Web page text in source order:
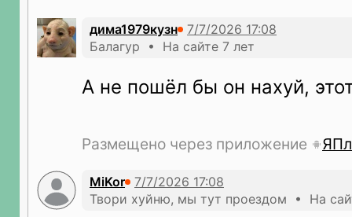
дима1979кузн
Балагур • На сайте 7 лет
А не пошёл бы он нахуй,
Размещено через приложение
MiKor
Твори хуйню, мы тут проездом • На